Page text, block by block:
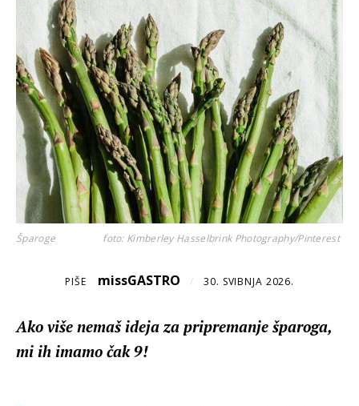
Šparoge foto: Kimberley Hasselbrink Photography/Pinterest
PIŠE missGASTRO / 30. SVIBNJA 2026.
Ako više nemaš ideja za pripremanje šparoga,
mi ih imamo čak 9!